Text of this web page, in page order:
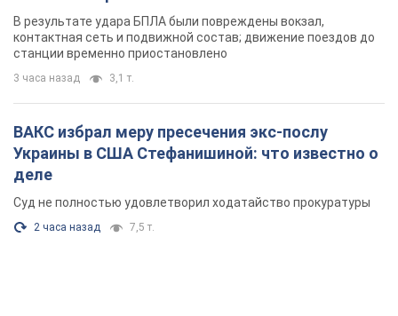
В результате удара БПЛА были повреждены вокзал,
контактная сеть и подвижной состав; движение поездов до
станции временно приостановлено
3 часа назад 3,1 т.
ВАКС избрал меру пресечения экс-послу
Украины в США Стефанишиной: что известно о
деле
Суд не полностью удовлетворил ходатайство прокуратуры
2 часа назад 7,5 т.